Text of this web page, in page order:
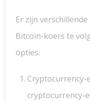
Er zijn
Bitcoin-koers te
opties:
Cryptocurrency-
cryptocurrency-